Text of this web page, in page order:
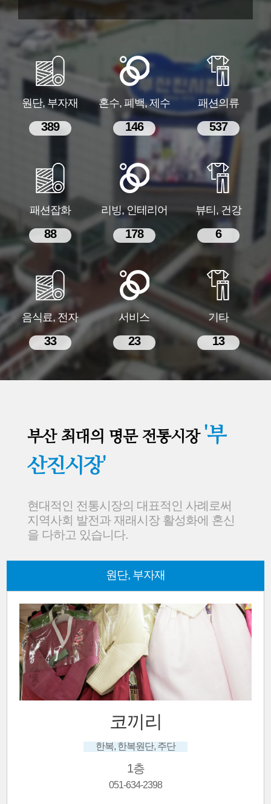
원단, 부자재
389
혼수, 폐백, 제수
146
패션의류
537
패션잡화
88
리빙, 인테리어
178
뷰티, 건강
6
음식료, 전자
33
서비스
23
기타
13
부산 최대의 명문 전통시장 '부
산진시장'
현대적인 전통시장의 대표적인 사례로써
지역사회 발전과 재래시장 활성화에 혼신
을 다하고 있습니다.
원단, 부자재
코끼리
한복, 한복원단, 주단
1층
051-634-2398